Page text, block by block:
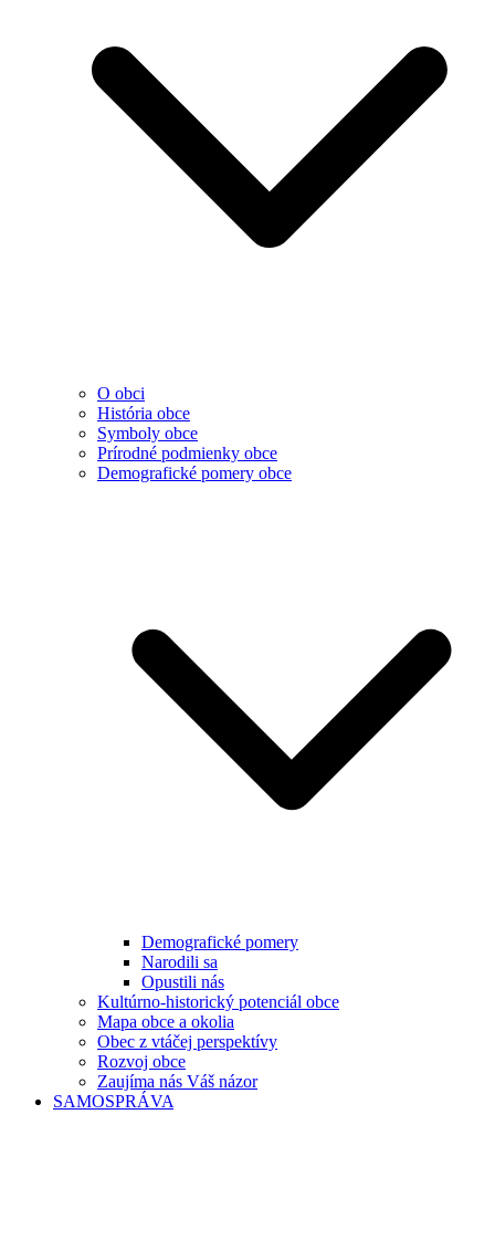
O obci
História obce
Symboly obce
Prírodné podmienky obce
Demografické pomery obce
Demografické pomery
Narodili sa
Opustili nás
Kultúrno-historický potenciál obce
Mapa obce a okolia
Obec z vtáčej perspektívy
Rozvoj obce
Zaujíma nás Váš názor
SAMOSPRÁVA